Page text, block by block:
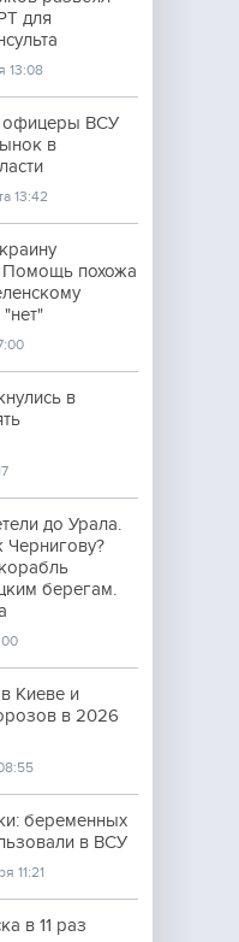
для
13:08
офицеры ВСУ
в
13:42
Помощь похожа
в
до Урала.
берегам.
Киеве и
в 2026
беременных
в ВСУ
11:21
в 11 раз